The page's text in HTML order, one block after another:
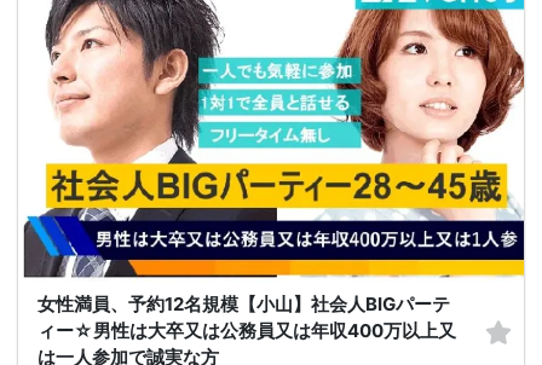
女性満員、予約12名規模【小山】社会人BIGパーテ
ィー☆男性は大卒又は公務員又は年収400万以上又
は一人参加で誠実な方